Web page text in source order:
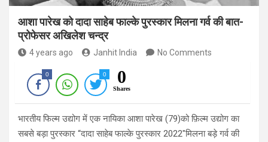
आशा पारेख को दादा साहेब फाल्के पुरस्कार मिलना गर्व की बात-
प्रोफेसर अखिलेश चन्द्र
4 years ago Janhit India No Comments
0 0 0
Shares
भारतीय फिल्म उद्योग में एक नायिका आशा पारेख (79)को फ़िल्म उद्योग का
सबसे बड़ा पुरस्कार “दादा साहेब फाल्के पुरस्कार 2022″मिलना बड़े गर्व की